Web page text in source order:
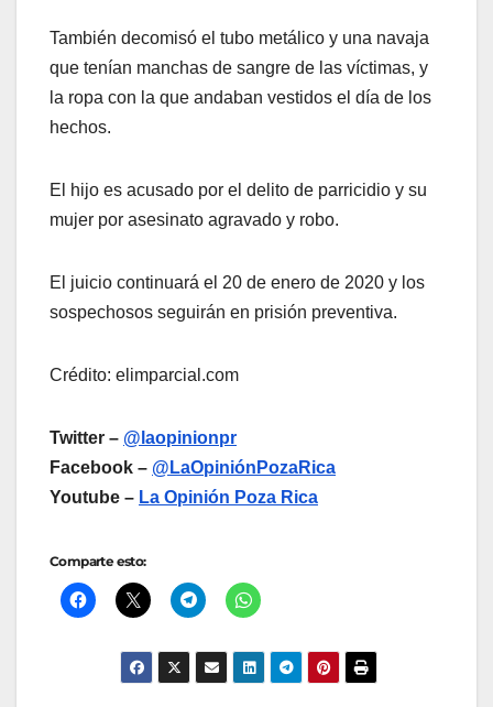
También decomisó el tubo metálico y una navaja
que tenían manchas de sangre de las víctimas, y
la ropa con la que andaban vestidos el día de los
hechos.
El hijo es acusado por el delito de parricidio y su
mujer por asesinato agravado y robo.
El juicio continuará el 20 de enero de 2020 y los
sospechosos seguirán en prisión preventiva.
Crédito: elimparcial.com
Twitter – @laopinionpr
Facebook – @LaOpiniónPozaRica
Youtube – La Opinión Poza Rica
Comparte esto: